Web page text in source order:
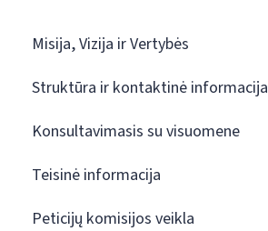
Misija, Vizija ir Vertybės
Struktūra ir kontaktinė informacija
Konsultavimasis su visuomene
Teisinė informacija
Peticijų komisijos veikla